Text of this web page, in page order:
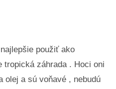
použiť ako
záhrada . Hoci oni
olej a sú voňavé , nebudú